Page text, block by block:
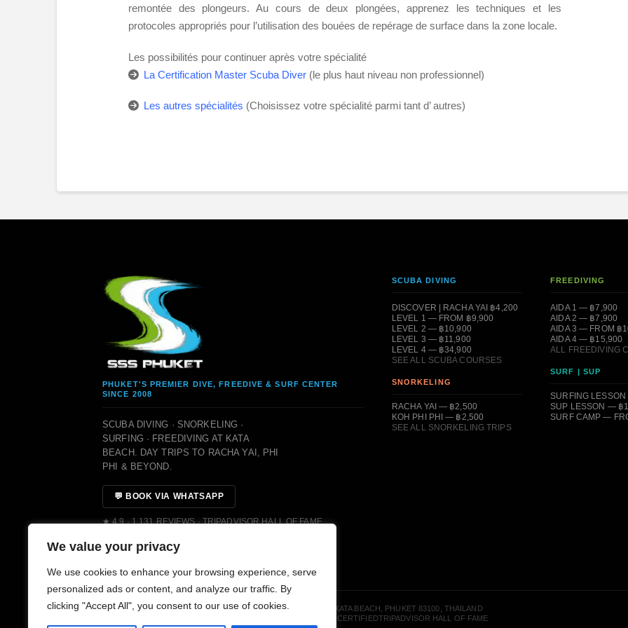
We value your privacy
We use cookies to enhance your browsing experience, serve
personalized ads or content, and analyze our traffic. By
clicking "Accept All", you consent to our use of cookies.
remontée des plongeurs. Au cours de deux plongées, apprenez les techniques et les
protocoles appropriés pour l’utilisation des bouées de repérage de surface dans la zone locale.
Les possibilités pour continuer après votre spécialité
La Certification Master Scuba Diver (le plus haut niveau non professionnel)
Les autres spécialités (Choisissez votre spécialité parmi tant d’ autres)
PHUKET'S PREMIER DIVE, FREEDIVE & SURF CENTER
SINCE 2008
SCUBA DIVING · SNORKELING ·
SURFING · FREEDIVING AT KATA
BEACH. DAY TRIPS TO RACHA YAI, PHI
PHI & BEYOND.
💬 BOOK VIA WHATSAPP
★ 4.9 · 1,131 REVIEWS · TRIPADVISOR HALL OF FAME
SCUBA DIVING
DISCOVER | RACHA YAI ฿4,200
LEVEL 1 — FROM ฿9,900
LEVEL 2 — ฿10,900
LEVEL 3 — ฿11,900
LEVEL 4 — ฿34,900
SEE ALL SCUBA COURSES
SNORKELING
RACHA YAI — ฿2,500
KOH PHI PHI — ฿2,500
SEE ALL SNORKELING TRIPS
FREEDIVING
AIDA 1 — ฿7,900
AIDA 2 — ฿7,900
AIDA 3 — FROM ฿
AIDA 4 — ฿15,900
ALL FREEDIVING
SURF | SUP
SURFING
SUP LESSON — ฿
SURF CAMP —
© 2008–2026 SSS PHUKET DIVE, FREEDIVE & SURF CENTER · KATA BEACH, PHUKET 83100, THAILAND
MOLCHANOVS CERTIFIEDTRIPADVISOR HALL OF FAME